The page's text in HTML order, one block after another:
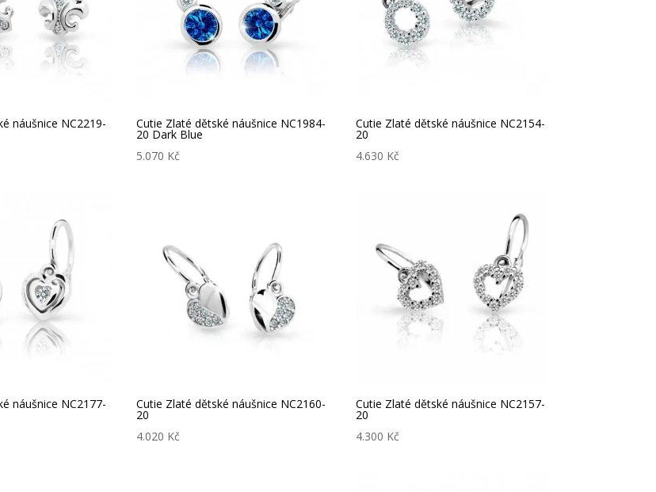
náušnice NC2219- Cutie Zlaté dětské náušnice NC1984-
20 Dark Blue
5.070 Kč
Cutie Zlaté dětské náušnice NC2154-
20
4.630 Kč
náušnice NC2177- Cutie Zlaté dětské náušnice NC2160-
20
4.020 Kč
Cutie Zlaté dětské náušnice NC2157-
20
4.300 Kč